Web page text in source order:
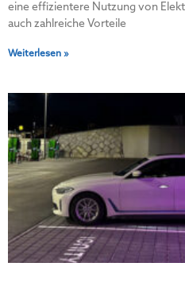
eine effizientere Nutzung von
auch zahlreiche Vorteile
Weiterlesen »